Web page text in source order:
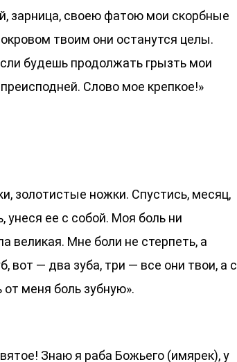
зарница, своею фатою мои скорбные
твоим они останутся целы.
будешь продолжать грызть мои
Слово мое крепкое!»
золотистые ножки. Спустись, месяц,
унеся ее с собой. Моя боль ни
великая. Мне боли не стерпеть, а
вот — два зуба, три — все они твои, а с
меня боль зубную».
Знаю я раба Божьего (имярек), у